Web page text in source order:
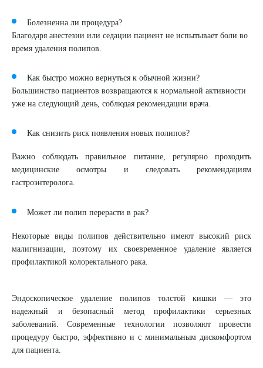
Болезненна ли процедура?
Благодаря анестезии или седации пациент не испытывает боли во
время удаления полипов.
Как быстро можно вернуться к обычной жизни?
Большинство пациентов возвращаются к нормальной активности
уже на следующий день, соблюдая рекомендации врача.
Как снизить риск появления новых полипов?
Важно соблюдать правильное питание, регулярно проходить
медицинские осмотры и следовать рекомендациям
гастроэнтеролога.
Может ли полип перерасти в рак?
Некоторые виды полипов действительно имеют высокий риск
малигнизации, поэтому их своевременное удаление является
профилактикой колоректального рака.
Эндоскопическое удаление полипов толстой кишки — это
надежный и безопасный метод профилактики серьезных
заболеваний. Современные технологии позволяют провести
процедуру быстро, эффективно и с минимальным дискомфортом
для пациента.
ОТПРАВИТЬ
Выберите сопутствующую услугу
ПОДТВЕРДИТЬ